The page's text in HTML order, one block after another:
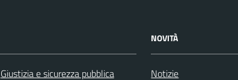
Giustizia e sicurezza pubblica
NOVITÀ
Notizie